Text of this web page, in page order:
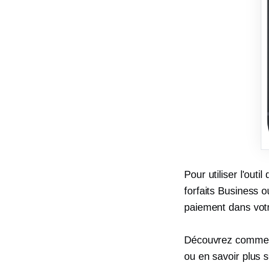
Pour utiliser l'outil
forfaits Business
paiement dans
Découvrez
ou en savoir plus